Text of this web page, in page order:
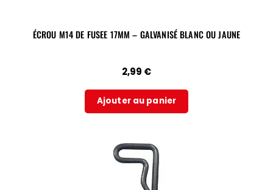
ÉCROU M14 DE FUSEE 17MM – GALVANISÉ BLANC OU JAUNE
2,99 €
Ajouter au panier